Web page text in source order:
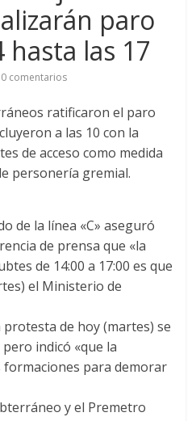
paro
hasta las 17
0 comentarios
ratificaron el paro
a las 10 con la
de acceso como medida
personería gremial.
de la línea «C» aseguró
de prensa que «la
de 14:00 a 17:00 es que
el Ministerio de
protesta de hoy (martes) se
indicó «que la
para demorar
y el Premetro